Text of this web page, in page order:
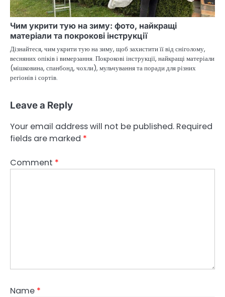
Чим укрити тую на зиму: фото, найкращі
матеріали та покрокові інструкції
Дізнайтеся, чим укрити тую на зиму, щоб захистити її від сніголому,
весняних опіків і вимерзання. Покрокові інструкції, найкращі матеріали
(мішковина, спанбонд, чохли), мульчування та поради для різних
регіонів і сортів.
Leave a Reply
Your email address will not be published. Required
fields are marked *
Comment *
Name *